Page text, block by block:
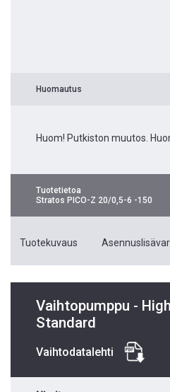
Huomautus
Huom! Putkiston muutos.
Tuotetietoa
Stratos PICO-Z 20/0,5-6 -150
Tuotekuvaus
Vaihtopumppu -
Standard
Vaihtodatalehti